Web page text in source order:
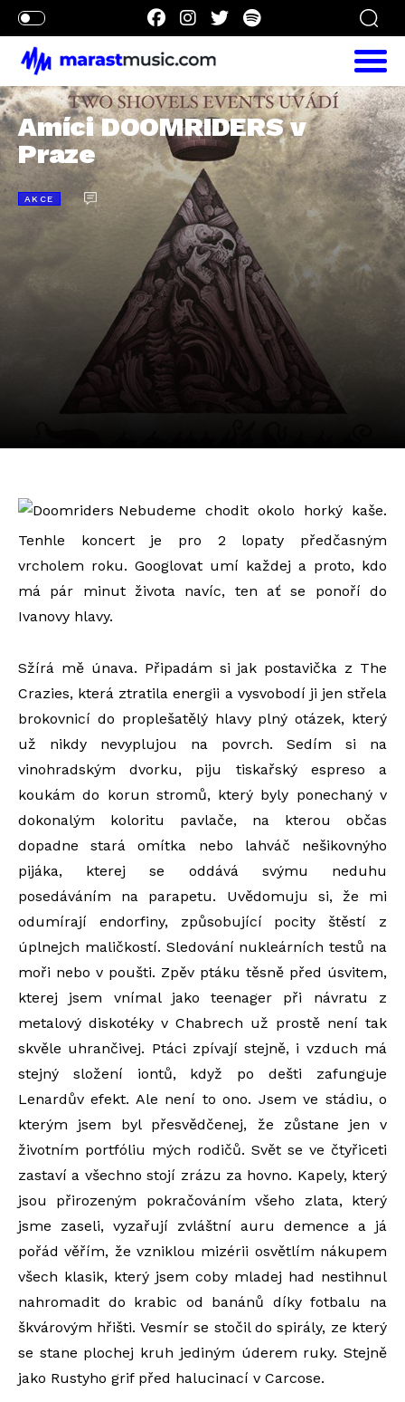
Amíci DOOMRIDERS v
Praze
AKCE
Nebudeme chodit okolo horký kaše.
Tenhle koncert je pro 2 lopaty předčasným
vrcholem roku. Googlovat umí každej a proto, kdo
má pár minut života navíc, ten ať se ponoří do
Ivanovy hlavy.
Sžírá mě únava. Připadám si jak postavička z The
Crazies, která ztratila energii a vysvobodí ji jen střela
brokovnicí do proplešatělý hlavy plný otázek, který
už nikdy nevyplujou na povrch. Sedím si na
vinohradským dvorku, piju tiskařský espreso a
koukám do korun stromů, který byly ponechaný v
dokonalým koloritu pavlače, na kterou občas
dopadne stará omítka nebo lahváč nešikovnýho
pijáka, kterej se oddává svýmu neduhu
posedáváním na parapetu. Uvědomuju si, že mi
odumírají endorfiny, způsobující pocity štěstí z
úplnejch maličkostí. Sledování nukleárních testů na
moři nebo v poušti. Zpěv ptáku těsně před úsvitem,
kterej jsem vnímal jako teenager při návratu z
metalový diskotéky v Chabrech už prostě není tak
skvěle uhrančivej. Ptáci zpívají stejně, i vzduch má
stejný složení iontů, když po dešti zafunguje
Lenardův efekt. Ale není to ono. Jsem ve stádiu, o
kterým jsem byl přesvědčenej, že zůstane jen v
životním portfóliu mých rodičů. Svět se ve čtyřiceti
zastaví a všechno stojí zrázu za hovno. Kapely, který
jsou přirozeným pokračováním všeho zlata, který
jsme zaseli, vyzařují zvláštní auru demence a já
pořád věřím, že vzniklou mizérii osvětlím nákupem
všech klasik, který jsem coby mladej had nestihnul
nahromadit do krabic od banánů díky fotbalu na
škvárovým hřišti. Vesmír se stočil do spirály, ze který
se stane plochej kruh jediným úderem ruky. Stejně
jako Rustyho grif před halucinací v Carcose.